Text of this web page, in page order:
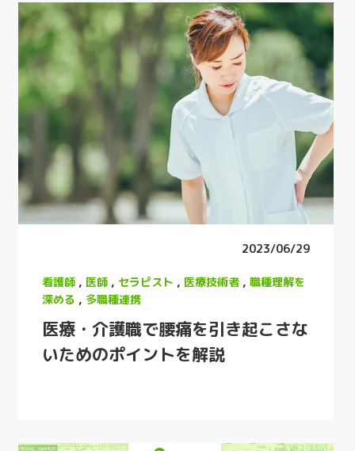
2023/06/29
看護師 , 医師 , セラピスト , 医療技術者 , 職種理解を
深める , 多職種連携
医療・介護職で腰痛を引き起こさな
いためのポイントを解説